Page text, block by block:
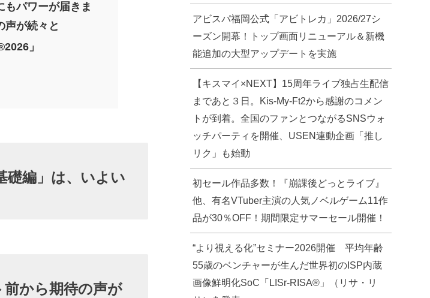
パワーが届きま
声が続々と
」
礎編」は、いよい
から期待の声が
アビスパ福岡公式「アビトレカ」2026/27シ
ーズン開幕！トップ画面リニューアル＆新機
能追加の大型アップデートを実施
【キスマイ×NEXT】15周年ライブ独占生配信
まであと３日。Kis-My-Ft2から感謝のコメン
トが到着。全国のファンとつながるSNSウォ
ッチパーティを開催、USEN連動企画「推し
リク」も始動
初セール作品多数！『崩課後どっとライブ』
他、有名VTuber主演の人気ノベルゲーム11作
品が30％OFF！期間限定サマーセール開催！
“より視える化”セミナー2026開催 平均年齢
55歳のベンチャーが生んだ世界初のISP内蔵
画像鮮明化SoC「LISr-RISA®」（リサ・リ